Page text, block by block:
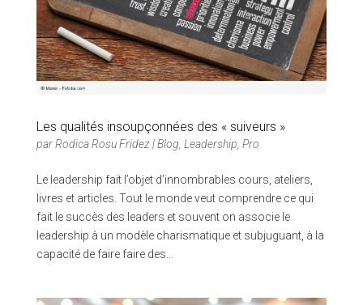
Les qualités insoupçonnées des « suiveurs »
parRodica Rosu Fridez|Blog Leadership Pro
Le leadership fait l’objet d’innombrables cours, ateliers,
livres et articles. Tout le monde veut comprendre ce qui
fait le succès des leaders et souvent on associe le
leadership à un modèle charismatique et subjuguant, à la
capacité de faire faire des...